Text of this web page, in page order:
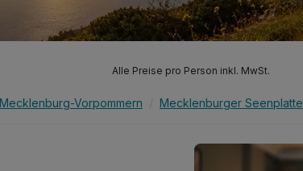
Alle Preise pro Person inkl. MwSt.
Mecklenburg-Vorpommern Mecklenburger Seenplatte